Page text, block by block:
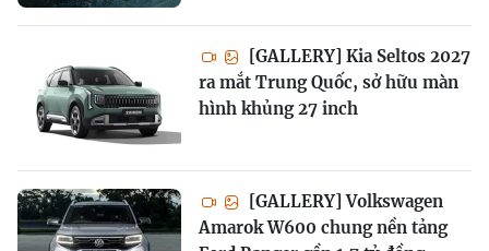
[GALLERY] Kia Seltos 2027
ra mắt Trung Quốc, sở hữu màn
hình khủng 27 inch
[GALLERY] Volkswagen
Amarok W600 chung nền tảng